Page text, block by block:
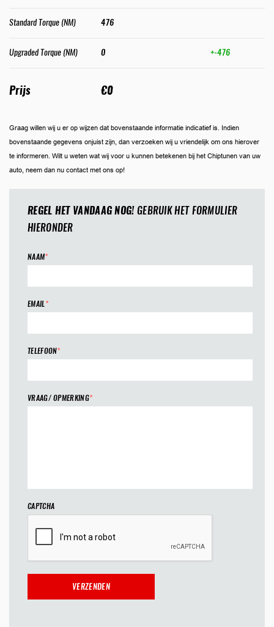
Standard Torque (NM) 476
Upgraded Torque (NM) 0 +-476
Prijs €0
Graag willen wij u er op wijzen dat bovenstaande informatie indicatief is. Indien
bovenstaande gegevens onjuist zijn, dan verzoeken wij u vriendelijk om ons hierover
te informeren. Wilt u weten wat wij voor u kunnen betekenen bij het Chiptunen van uw
auto, neem dan nu contact met ons op!
REGEL HET VANDAAG NOG!GEBRUIK HET FORMULIER
HIERONDER
NAAM*
EMAIL*
TELEFOON*
VRAAG/ OPMERKING*
CAPTCHA